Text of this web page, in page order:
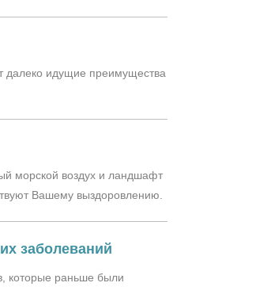
идущие преимущества
морской воздух и ландшафт
Вашему выздоровлению.
заболеваний
которые раньше были